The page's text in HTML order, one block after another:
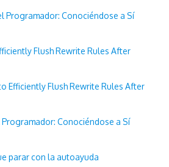
Programador: Conociéndose a Sí
Flush Rewrite Rules After
Efficiently Flush Rewrite Rules After
Conociéndose a Sí
parar con la autoayuda